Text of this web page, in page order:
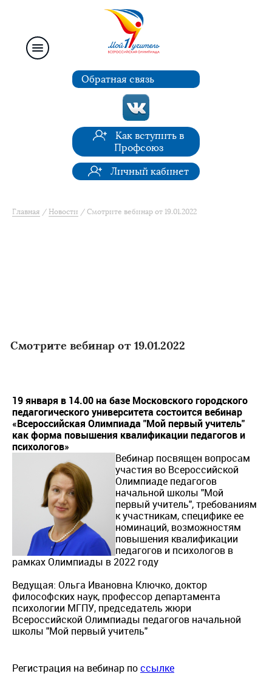
Обратная связь
Как вступить в
Профсоюз
Личный кабинет
Главная Новости Смотрите вебинар от 19.01.2022
Смотрите вебинар от 19.01.2022
19 января в 14.00 на базе Московского городского
педагогического университета состоится вебинар
«Всероссийская Олимпиада "Мой первый учитель"
как форма повышения квалификации педагогов и
психологов»
Вебинар посвящен вопросам
участия во Всероссийской
Олимпиаде педагогов
начальной школы "Мой
первый учитель", требованиям
к участникам, специфике ее
номинаций, возможностям
повышения квалификации
педагогов и психологов в
рамках Олимпиады в 2022 году
Ведущая: Ольга Ивановна Ключко, доктор
философских наук, профессор департамента
психологии МГПУ, председатель жюри
Всероссийской Олимпиады педагогов начальной
школы "Мой первый учитель"
Регистрация на вебинар поссылке